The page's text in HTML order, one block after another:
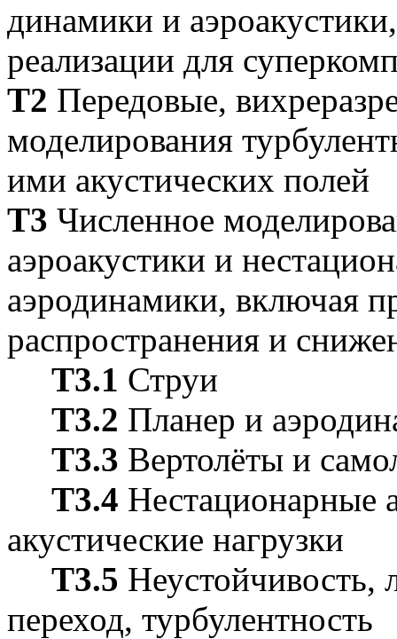
динамики и
реализации для
Т2 Передовые,
моделирования
ими акустических полей
Т3 Численное
аэроакустики и
аэродинамики, включая
распространения и
Т3.1 Струи
Т3.2 Планер и
Т3.3 Вертолёты и
Т3.4 Нестационарные
акустические нагрузки
Т3.5 Неустойчивость,
переход, турбулентность